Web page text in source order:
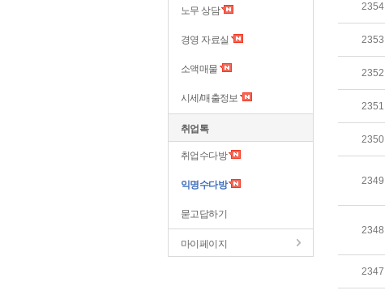
노무 상담
경영 자료실
소액매물
시세/매출정보
취업톡
취업수다방
익명수다방
묻고답하기
마이페이지
2354
2353
2352
2351
2350
2349
2348
2347